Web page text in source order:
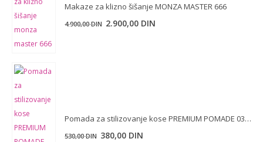
Makaze za klizno šišanje MONZA MASTER 666
4.900,00DIN Originalna
2.900,00 DIN
Pomada za stilizovanje kose PREMIUM POMADE 03-FAUXHAWK EXTRAVAGANZA 150 ml
530,00DIN Originalna
380,00 DIN